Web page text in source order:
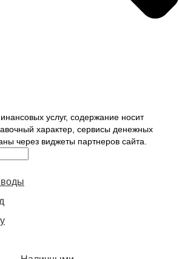
услуг, содержание носит
характер, сервисы денежных
через виджеты партнеров сайта.